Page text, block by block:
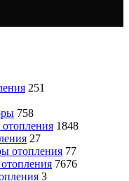
251
758
1848
27
отопления 77
7676
3